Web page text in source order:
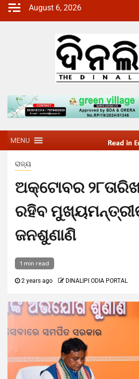
August 6, 2026
MENU
ରାଜ୍ୟ
ଅକ୍ଟୋବର
ରହିବ
ଜନଶୁଣାଣି
1 min read
2 years ago DINALIPI ODIA PORTAL